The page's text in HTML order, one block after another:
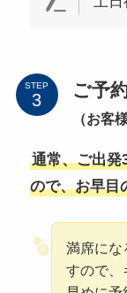
STEP ご予
（お客
通常、ご出発
ので、お早目
満席にな
すので、